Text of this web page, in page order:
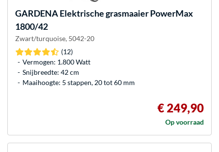
GARDENAElektrische grasmaaier PowerMax
1800/42
Zwart/turquoise, 5042-20
(12)
Vermogen: 1.800 Watt
Snijbreedte: 42 cm
Maaihoogte: 5 stappen, 20 tot 60 mm
€ 249,90
Op voorraad